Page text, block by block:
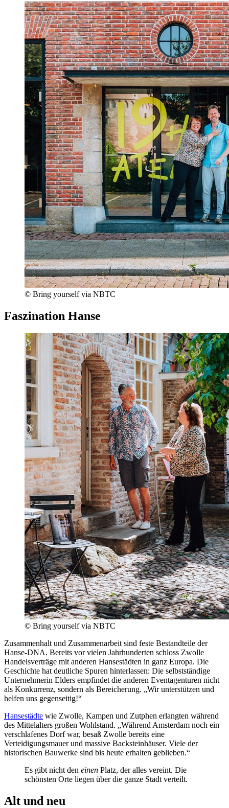
© Bring yourself via NBTC
Faszination Hanse
© Bring yourself via NBTC
Zusammenhalt und Zusammenarbeit sind feste Bestandteile der
Hanse-DNA. Bereits vor vielen Jahrhunderten schloss Zwolle
Handelsverträge mit anderen Hansestädten in ganz Europa. Die
Geschichte hat deutliche Spuren hinterlassen: Die selbstständige
Unternehmerin Elders empfindet die anderen Eventagenturen nicht
als Konkurrenz, sondern als Bereicherung. „Wir unterstützen und
helfen uns gegenseitig!“
Hansestädte wie Zwolle, Kampen und Zutphen erlangten während
des Mittelalters großen Wohlstand. „Während Amsterdam noch ein
verschlafenes Dorf war, besaß Zwolle bereits eine
Verteidigungsmauer und massive Backsteinhäuser. Viele der
historischen Bauwerke sind bis heute erhalten geblieben.“
Es gibt nicht den einen Platz, der alles vereint. Die
schönsten Orte liegen über die ganze Stadt verteilt.
Alt und neu